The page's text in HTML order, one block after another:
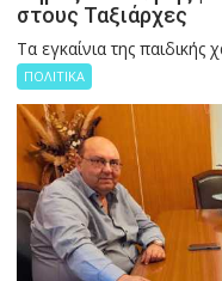
στους Ταξιάρχες
Tα εγκαίνια της
ΠΟΛΙΤΙΚΑ